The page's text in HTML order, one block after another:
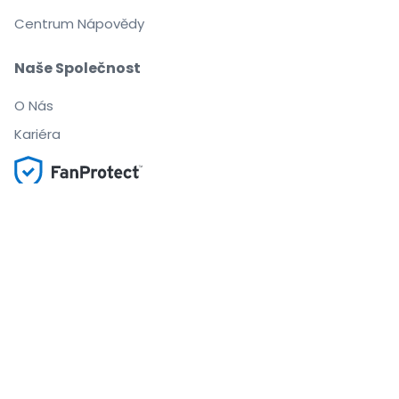
Naše Společnost
O Nás
Kariéra
Centrum Nápovědy